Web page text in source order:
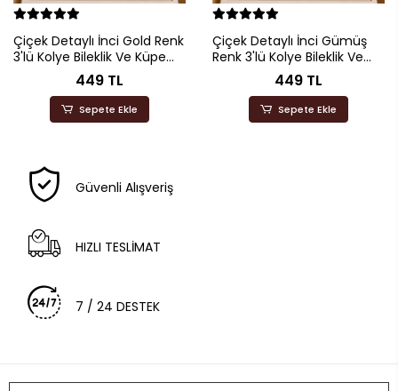
Çiçek Detaylı İnci Gold Renk
3'lü Kolye Bileklik Ve Küpe
449 TL
Sepete Ekle
Çiçek Detaylı İnci Gümüş
Renk 3'lü Kolye Bileklik Ve
449 TL
Sepete Ekle
Güvenli Alışveriş
HIZLI TESLİMAT
7 / 24 DESTEK